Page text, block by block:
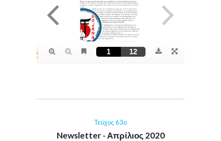
Τεύχος 63o
Newsletter - Απρίλιος 2020